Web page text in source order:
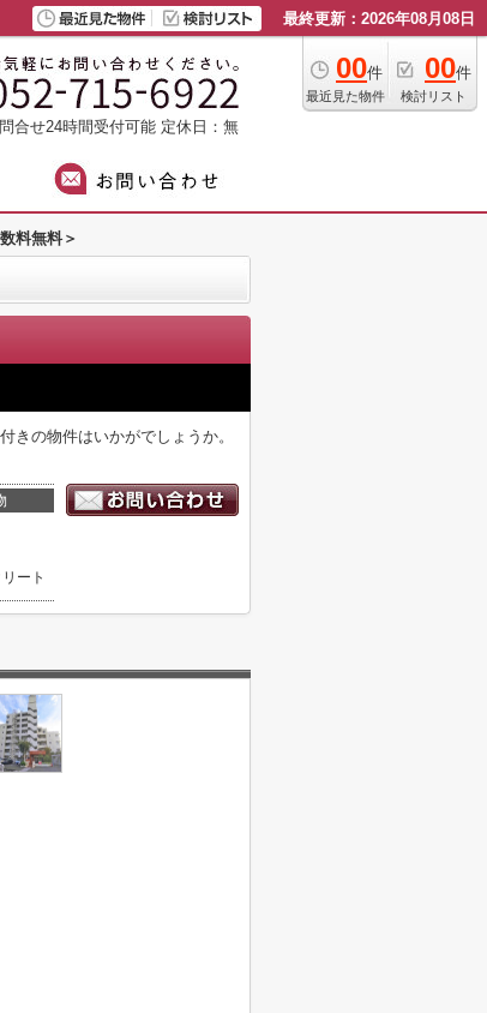
最終更新：2026年08月08日
00件
最近見た物件
00件
検討リスト
合せ24時間受付可能 定休日：無
料無料＞
きの物件はいかがでしょうか。
ート